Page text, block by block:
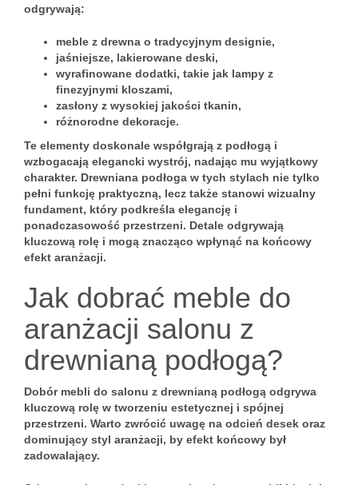
odgrywają:
meble z drewna o tradycyjnym designie,
jaśniejsze, lakierowane deski,
wyrafinowane dodatki, takie jak lampy z
finezyjnymi kloszami,
zasłony z wysokiej jakości tkanin,
różnorodne dekoracje.
Te elementy doskonale współgrają z podłogą i
wzbogacają elegancki wystrój, nadając mu wyjątkowy
charakter. Drewniana podłoga w tych stylach nie tylko
pełni funkcję praktyczną, lecz także stanowi wizualny
fundament, który podkreśla elegancję i
ponadczasowość przestrzeni. Detale odgrywają
kluczową rolę i mogą znacząco wpłynąć na końcowy
efekt aranżacji.
Jak dobrać meble do
aranżacji salonu z
drewnianą podłogą?
Dobór mebli do salonu z drewnianą podłogą odgrywa
kluczową rolę w tworzeniu estetycznej i spójnej
przestrzeni. Warto zwrócić uwagę na odcień desek oraz
dominujący styl aranżacji, by efekt końcowy był
zadowalający.